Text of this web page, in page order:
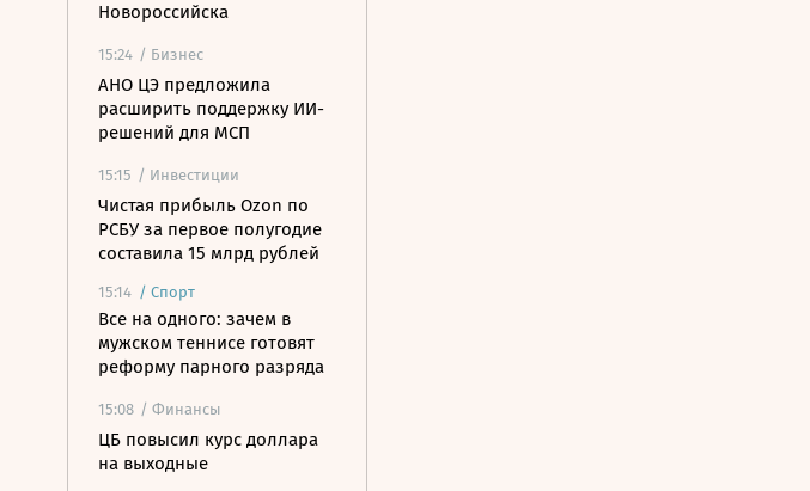
Новороссийска
15:24 / Бизнес
АНО ЦЭ предложила
расширить поддержку ИИ-
решений для МСП
15:15 / Инвестиции
Чистая прибыль Ozon по
РСБУ за первое полугодие
составила 15 млрд рублей
15:14 / Спорт
Все на одного: зачем в
мужском теннисе готовят
реформу парного разряда
15:08 / Финансы
ЦБ повысил курс доллара
на выходные